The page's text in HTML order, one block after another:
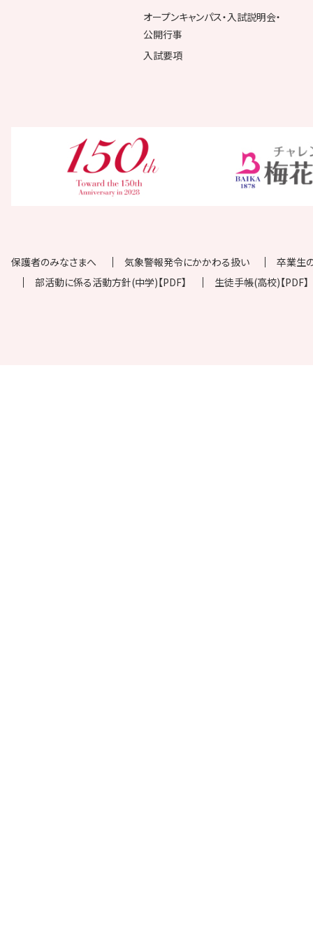
オープンキャンパス・入試説明会・
公開行事
入試要項
保護者のみなさまへ 気象警報発令にかかわる扱い
卒業生
部活動に係る活動方針(中学)【PDF】
生徒手帳(高校)【PDF】